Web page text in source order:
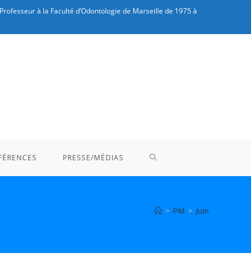
à la Faculté d’Odontologie de Marseille de 1975 à
PRESSE/MÉDIAS TOGGLE
> PM > Juin